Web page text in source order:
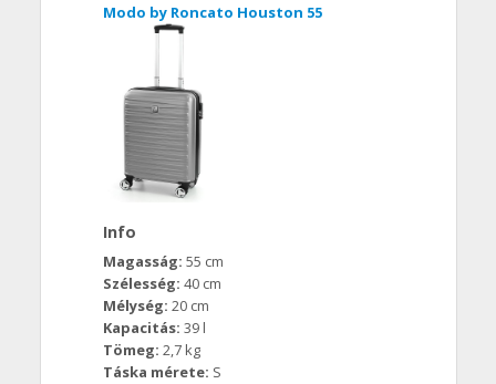
Modo by Roncato Houston 55
Info
Magasság: 55 cm
Szélesség: 40 cm
Mélység: 20 cm
Kapacitás: 39 l
Tömeg: 2,7 kg
Táska mérete: S